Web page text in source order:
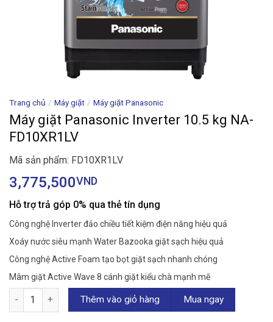
Trang chủ / Máy giặt / Máy giặt Panasonic
Máy giặt Panasonic Inverter 10.5 kg NA-
FD10XR1LV
Mã sản phẩm: FD10XR1LV
3,775,500VND
Hỗ trợ trả góp 0% qua thẻ tín dụng
Công nghệ Inverter đảo chiều tiết kiệm điện năng hiệu quả
Xoáy nước siêu mạnh Water Bazooka giặt sạch hiệu quả
Công nghệ Active Foam tạo bọt giặt sạch nhanh chóng
Mâm giặt Active Wave 8 cánh giặt kiểu chà mạnh mẽ
Máy giặt Panasonic Inverter 10.5 kg NA-FD10XR1LV số lượng
Thêm vào giỏ hàng Mua ngay